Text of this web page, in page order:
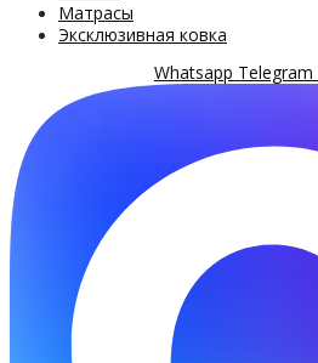
Матрасы
Эксклюзивная ковка
Whatsapp Telegram